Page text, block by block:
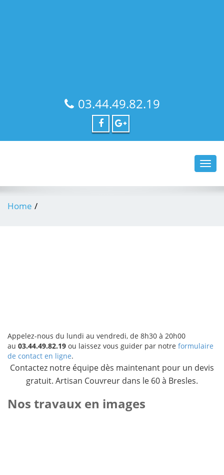
03.44.49.82.19
Home
Appelez-nous du lundi au vendredi, de 8h30 à 20h00
au 03.44.49.82.19 ou laissez vous guider par notre formulaire
de contact en ligne.
Contactez notre équipe dès maintenant pour un devis
gratuit. Artisan Couvreur dans le 60 à Bresles.
Nos travaux en images